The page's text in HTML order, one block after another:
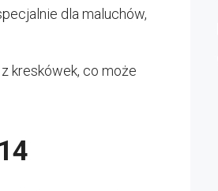
dla maluchów,
kreskówek, co może